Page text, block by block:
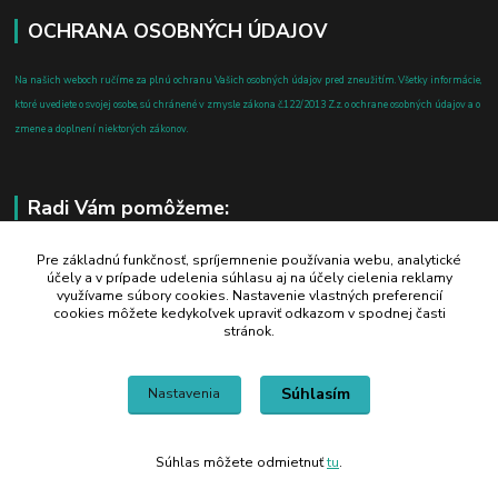
OCHRANA OSOBNÝCH ÚDAJOV
Na našich weboch ručíme za plnú ochranu Vašich osobných údajov pred zneužitím. Všetky informácie,
ktoré uvediete o svojej osobe, sú chránené v zmysle zákona č.122/2013 Z.z. o ochrane osobných údajov a o
zmene a doplnení niektorých zákonov.
Radi Vám pomôžeme:
+421 908 700 612
po-pia: 8.00 - 16.00
business@jtf.sk
Pre základnú funkčnosť, spríjemnenie používania webu, analytické
účely a v prípade udelenia súhlasu aj na účely cielenia reklamy
využívame súbory cookies. Nastavenie vlastných preferencií
cookies môžete kedykoľvek upraviť odkazom v spodnej časti
stránok.
Nastavenia Súhlasím
Súhlas môžete odmietnuťtu.